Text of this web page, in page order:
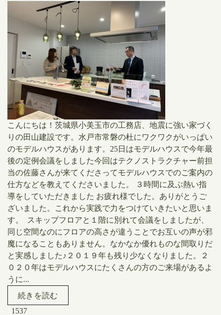
​こんにちは！茨城県小美玉市の工務店、地震に強い家づく
りの田山建設です。水戸市常磐の杜にワクワクがいっぱい
のモデルハウスがあります。25日はモデルハウスで今年最
後の定例会議をしました​今回はテクノストラクチャー前担
当の佐藤さんが来てくださってモデルハウスでのご案内の
仕方などを教えてくださいました。 ３時間に及ぶ熱い指
導をしていただきました ​お疲れ様でした。ありがとうご
ざいました。これから実践で力をつけていきたいと思いま
す。 スキップフロアと１階に別れて会議をしましたが、
同じ空間なのにフロアの高さが違うことでお互いの声が邪
魔になることもありません。なかなか優れものな間取りだ
と実感しました♪２０１９年も残り少なくなりました。２
０２０年はモデルハウスにたくさんの方のご来場があるよ
うに...
続きを読む
1537